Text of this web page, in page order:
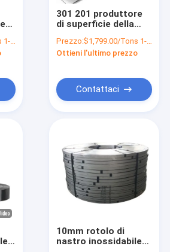
301 201 produttore
di superficie della
della striscia di
acciaio inossidabile
Prezzo:$1,799.00/Tons 1-9 Tons
Ottieni l'ultimo prezzo
Contattaci
10mm rotolo di
nastro inossidabile